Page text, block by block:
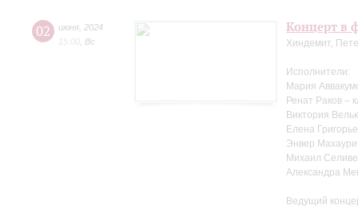
02 июня 2024
15:00 Вс
Концерт в
Хиндемит,
Исполнители:
Мария
Ренат Раков –
Виктория
Елена
Энвер Махаури
Михаил
Александра
Ведущий